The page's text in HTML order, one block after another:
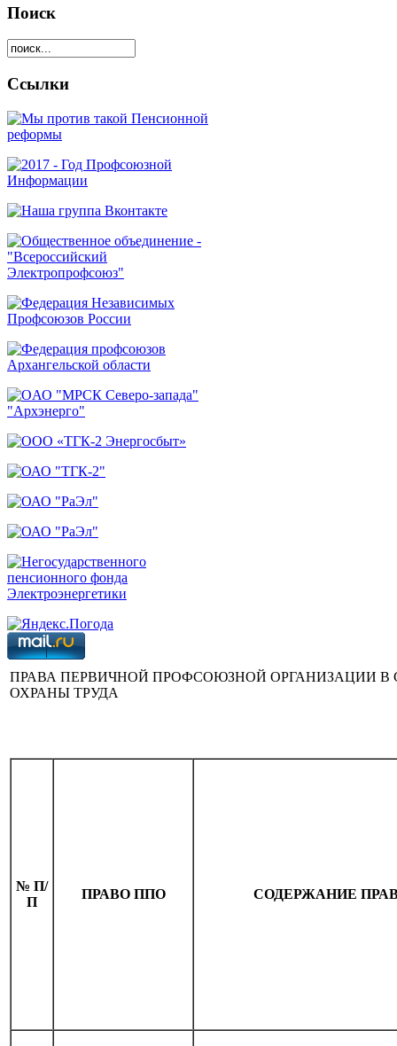
Поиск
Ссылки
ПРАВА ПЕРВИЧНОЙ ПРОФСОЮЗНОЙ ОРГАНИЗАЦИИ В
ОХРАНЫ ТРУДА
№ П/
П
ПРАВО ППО СОДЕРЖАНИЕ